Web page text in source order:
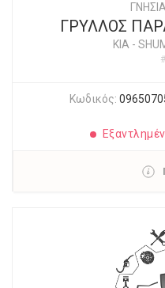
ΓΡΥΛΛΟΣ
KIA -
Κωδικός: